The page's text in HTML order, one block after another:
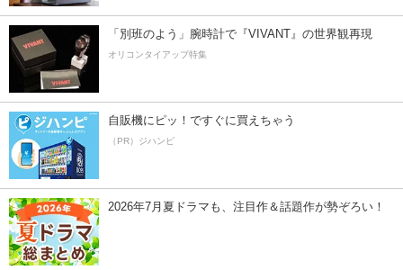
「別班のよう」腕時計で『VIVANT』の世界観再現
オリコンタイアップ特集
自販機にピッ！ですぐに買えちゃう
（PR）ジハンピ
2026年7月夏ドラマも、注目作＆話題作が勢ぞろい！